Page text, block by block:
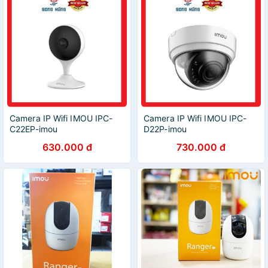
Camera IP Wifi IMOU IPC-
C22EP-imou
630.000 đ
Camera IP Wifi IMOU IPC-
D22P-imou
730.000 đ